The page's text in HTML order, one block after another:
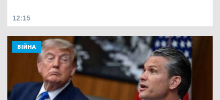
12:15
ВІЙНА